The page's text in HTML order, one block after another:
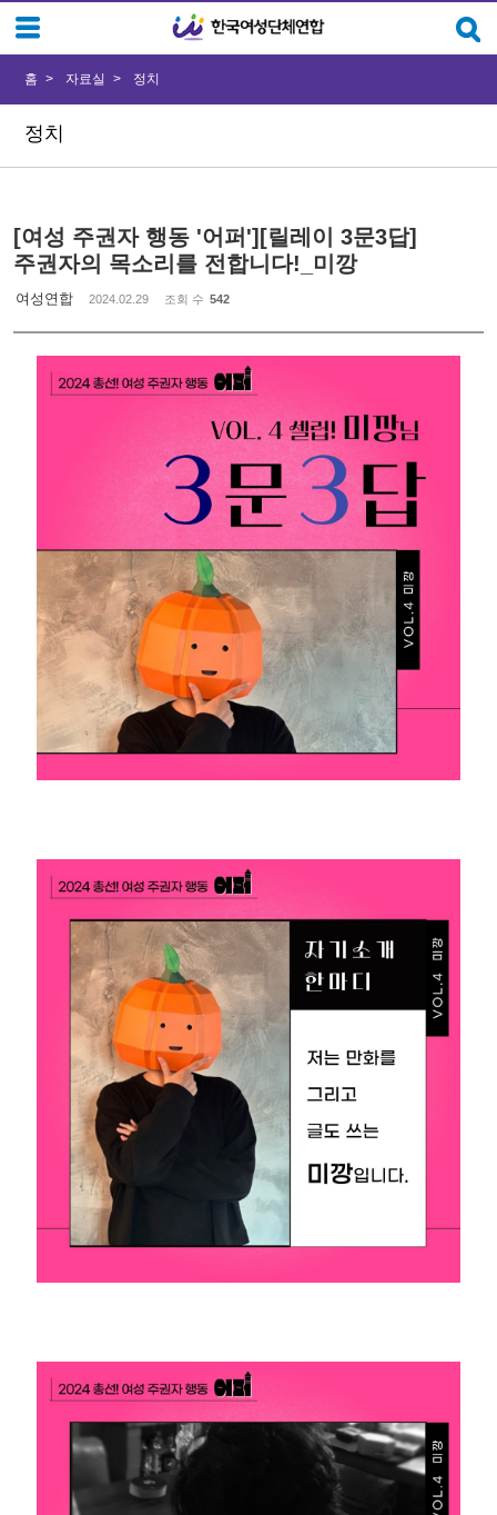
정치
홈 자료실 정치
[여성 주권자 행동 '어퍼'][릴레이 3문3답]
주권자의 목소리를 전합니다!_미깡
여성연합 2024.02.29 조회 수 542